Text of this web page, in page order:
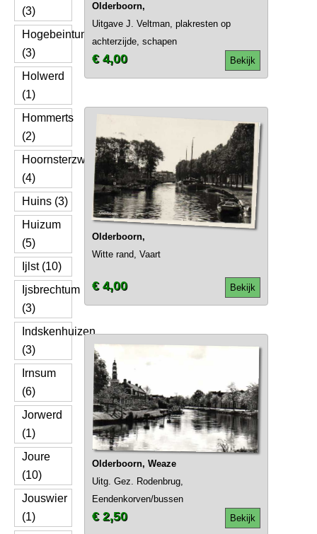
(3)
Hogebeintum
(3)
Holwerd
(1)
Hommerts
(2)
Hoornsterzwaag
(4)
Huins (3)
Huizum
(5)
Ijlst (10)
Ijsbrechtum
(3)
Indskenhuizen
(3)
Irnsum
(6)
Jorwerd
(1)
Joure
(10)
Jouswier
(1)
Olderboorn,
Uitgave J. Veltman, plakresten op
achterzijde, schapen
Bekijk
€ 4,00
Olderboorn,
Witte rand, Vaart
Bekijk
€ 4,00
Olderboorn, Weaze
Uitg. Gez. Rodenbrug,
Eendenkorven/bussen
Bekijk
€ 2,50